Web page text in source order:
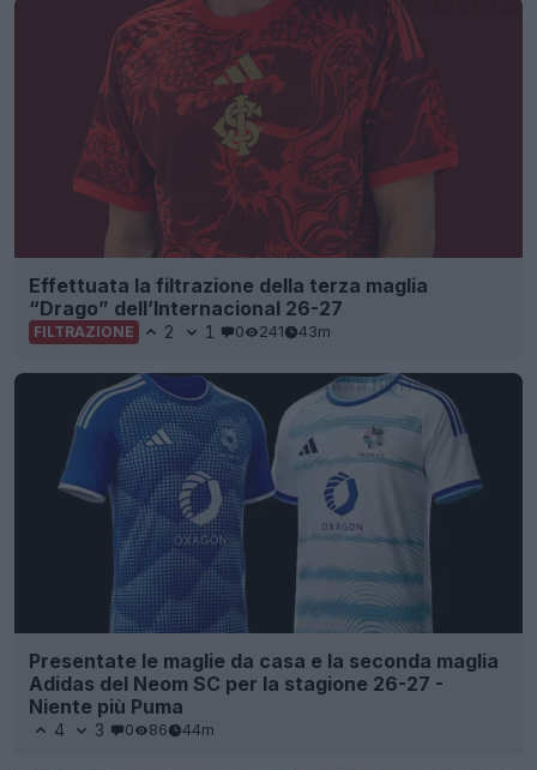
Effettuata la filtrazione della terza maglia
“Drago” dell’Internacional 26-27
FILTRAZIONE 2 1 0 241 43m
Presentate le maglie da casa e la seconda maglia
Adidas del Neom SC per la stagione 26-27 -
Niente più Puma
4 3 0 86 44m